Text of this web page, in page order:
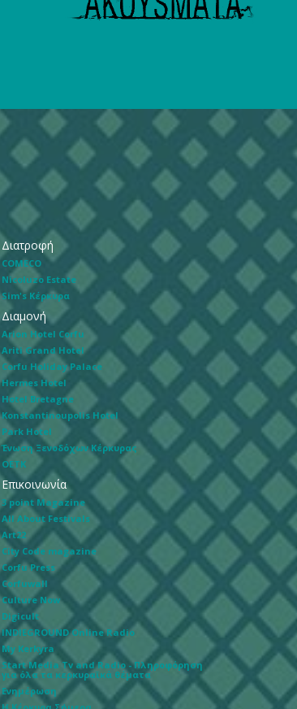
Διατροφή
COMECO
Nicoluzo Estate
Sim's Κέρκυρα
Διαμονή
Arion Hotel Corfu
Ariti Grand Hotel
Corfu Holiday Palace
Hermes Hotel
Hotel Bretagne
Konstantinoupolis Hotel
Park Hotel
Ένωση Ξενοδόχων Κέρκυρας
ΟΕΤΚ
Επικοινωνία
3 point Magazine
All About Festivals
Art22
City Code magazine
Corfu Press
Corfuwall
Culture Now
Digicult
INDIEGROUND Online Radio
My Kerkyra
Start Media Tv and Radio - Πληροφόρηση
για όλα τα κερκυραϊκά θέματα
Ενημέρωση